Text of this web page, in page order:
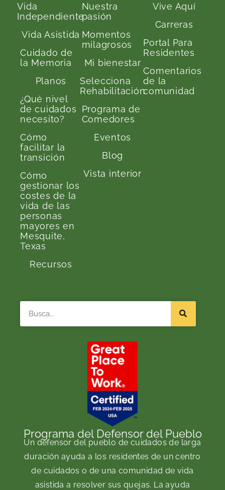
Vida
Independiente
Vida Asistida
Cuidado de
la Memoria
Planos
¿Qué nivel
de cuidados
necesito?
Cómo
facilitar la
transición
Cómo
gestionar los
costes de la
vida de las
personas
mayores en
Mesquite,
Texas
Recursos
Nuestra
pasión
Momentos
milagrosos
Mi bienestar
Selecciona
Rehabilitación
Programa de
Comedores
Eventos
Blog
Vista interior
Vive Aquí
Carreras
Portal Para
Residentes
Comentarios
de la
comunidad
Programa del Defensor del Pueblo
Un defensor del pueblo de cuidados de larga
duración ayuda a los residentes de un centro
de cuidados o de una comunidad de vida
asistida a resolver sus quejas. La ayuda